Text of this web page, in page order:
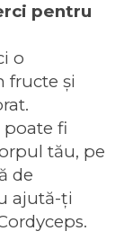
pentru
o
fructe și
poate fi
tău, pe
de
ajută-ți
.